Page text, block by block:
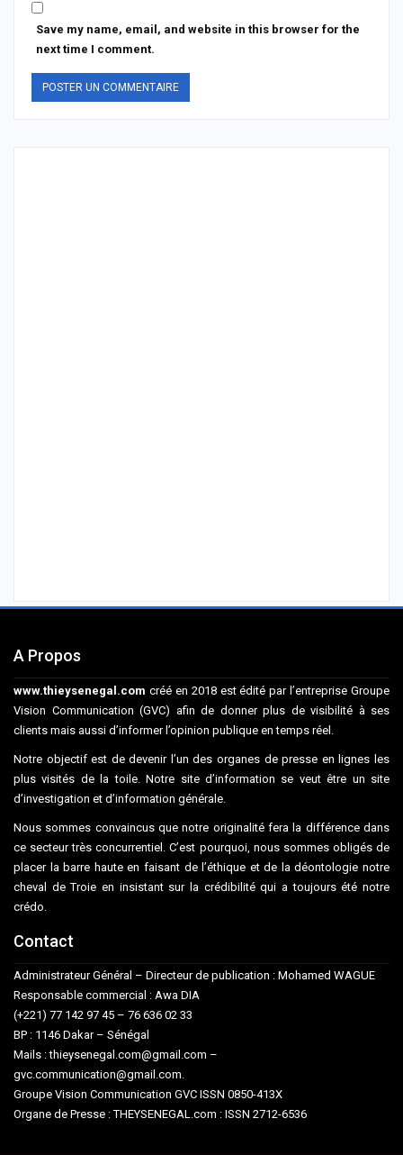
Save my name, email, and website in this browser for the
next time I comment.
A Propos
www.thieysenegal.com créé en 2018 est édité par l’entreprise Groupe
Vision Communication (GVC) afin de donner plus de visibilité à ses
clients mais aussi d’informer l’opinion publique en temps réel.
Notre objectif est de devenir l’un des organes de presse en lignes les
plus visités de la toile. Notre site d’information se veut être un site
d’investigation et d’information générale.
Nous sommes convaincus que notre originalité fera la différence dans
ce secteur très concurrentiel. C’est pourquoi, nous sommes obligés de
placer la barre haute en faisant de l’éthique et de la déontologie notre
cheval de Troie en insistant sur la crédibilité qui a toujours été notre
crédo.
Contact
Administrateur Général – Directeur de publication : Mohamed WAGUE
Responsable commercial : Awa DIA
(+221) 77 142 97 45 – 76 636 02 33
BP : 1146 Dakar – Sénégal
Mails : thieysenegal.com@gmail.com –
gvc.communication@gmail.com.
Groupe Vision Communication GVC ISSN 0850-413X
Organe de Presse : THEYSENEGAL.com : ISSN 2712-6536